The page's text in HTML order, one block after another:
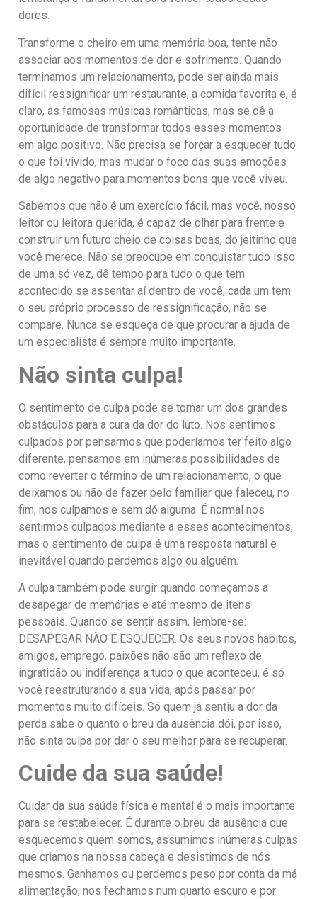
dores.
Transforme o cheiro em uma memória boa, tente não
associar aos momentos de dor e sofrimento. Quando
terminamos um relacionamento, pode ser ainda mais
difícil ressignificar um restaurante, a comida favorita e, é
claro, as famosas músicas românticas, mas se dê a
oportunidade de transformar todos esses momentos
em algo positivo. Não precisa se forçar a esquecer tudo
o que foi vivido, mas mudar o foco das suas emoções
de algo negativo para momentos bons que você viveu.
Sabemos que não é um exercício fácil, mas você, nosso
leitor ou leitora querida, é capaz de olhar para frente e
construir um futuro cheio de coisas boas, do jeitinho que
você merece. Não se preocupe em conquistar tudo isso
de uma só vez, dê tempo para tudo o que tem
acontecido se assentar aí dentro de você, cada um tem
o seu próprio processo de ressignificação, não se
compare. Nunca se esqueça de que procurar a ajuda de
um especialista é sempre muito importante.
Não sinta culpa!
O sentimento de culpa pode se tornar um dos grandes
obstáculos para a cura da dor do luto. Nos sentimos
culpados por pensarmos que poderíamos ter feito algo
diferente, pensamos em inúmeras possibilidades de
como reverter o término de um relacionamento, o que
deixamos ou não de fazer pelo familiar que faleceu, no
fim, nos culpamos e sem dó alguma. É normal nos
sentirmos culpados mediante a esses acontecimentos,
mas o sentimento de culpa é uma resposta natural e
inevitável quando perdemos algo ou alguém.
A culpa também pode surgir quando começamos a
desapegar de memórias e até mesmo de itens
pessoais. Quando se sentir assim, lembre-se:
DESAPEGAR NÃO É ESQUECER. Os seus novos hábitos,
amigos, emprego, paixões não são um reflexo de
ingratidão ou indiferença a tudo o que aconteceu, é só
você reestruturando a sua vida, após passar por
momentos muito difíceis. Só quem já sentiu a dor da
perda sabe o quanto o breu da ausência dói, por isso,
não sinta culpa por dar o seu melhor para se recuperar.
Cuide da sua saúde!
Cuidar da sua saúde física e mental é o mais importante
para se restabelecer. É durante o breu da ausência que
esquecemos quem somos, assumimos inúmeras culpas
que criamos na nossa cabeça e desistimos de nós
mesmos. Ganhamos ou perdemos peso por conta da má
alimentação, nos fechamos num quarto escuro e por